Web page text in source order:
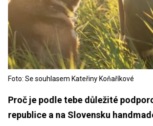
Foto: Se souhlasem Kateřiny Koňaříkové
Proč je podle tebe důležité
republice a na Slovensku